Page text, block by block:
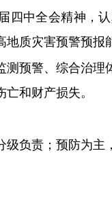
四中全会精神，
地质灾害预警预
测预警、综合治
和财产损失。
负责；预防为主